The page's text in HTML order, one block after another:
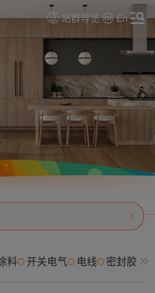
站群导览 En
料 开关电气 电线 密封胶